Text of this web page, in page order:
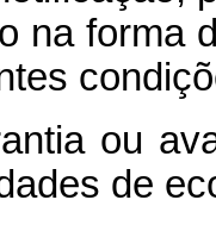
na forma
ou
de